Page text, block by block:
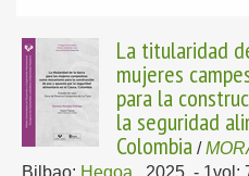
La titularidad
mujeres
para la
la seguridad
Colombia /
Bilbao: Hegoa , 2025 .- 1vol;